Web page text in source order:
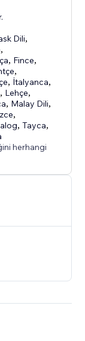
Dili,
,
, Fince,
,
, İtalyanca,
, Lehçe,
, Malay Dili,
,
,Tayca,
herhangi